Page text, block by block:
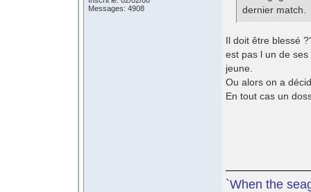
Messages: 4908
dernier match.
Il doit être blessé
est pas l un de
jeune.
Ou alors on a
En tout cas un
`When the